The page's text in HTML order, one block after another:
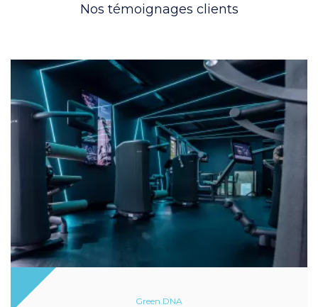
Nos témoignages clients
Green.DNA